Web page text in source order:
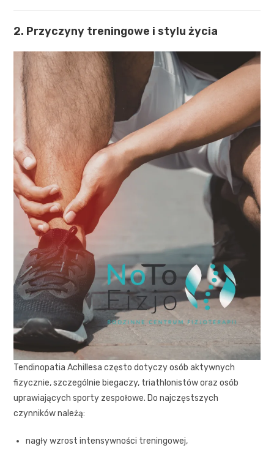
2. Przyczyny treningowe i stylu życia
Tendinopatia Achillesa często dotyczy osób aktywnych
fizycznie, szczególnie biegaczy, triathlonistów oraz osób
uprawiających sporty zespołowe. Do najczęstszych
czynników należą:
nagły wzrost intensywności treningowej,